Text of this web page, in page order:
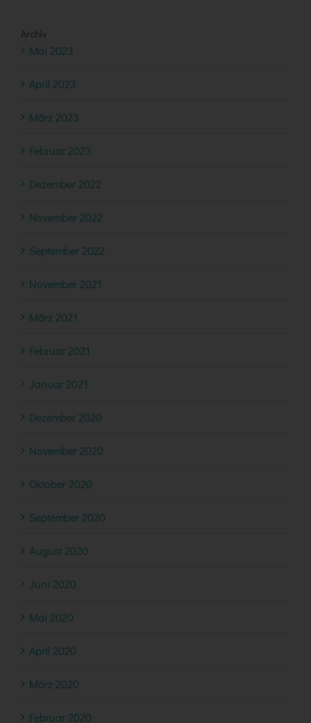
Archiv
Mai 2023
April 2023
März 2023
Februar 2023
Dezember 2022
November 2022
September 2022
November 2021
März 2021
Februar 2021
Januar 2021
Dezember 2020
November 2020
Oktober 2020
September 2020
August 2020
Juni 2020
Mai 2020
April 2020
März 2020
Februar 2020